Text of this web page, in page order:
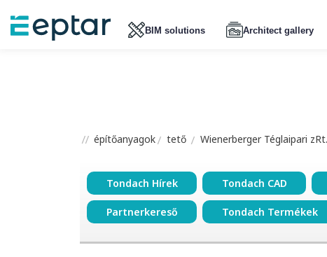
BIM solutions Architect gallery
építőanyagok tető Wienerberger Téglaipari
Tondach Hírek Tondach CAD
Partnerkereső Tondach Termékek